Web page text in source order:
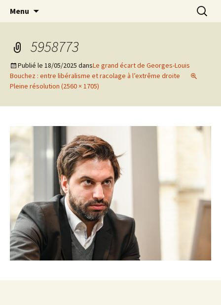
Marc Leroi
Menu
5958773
Publié le 18/05/2025 dansLe grand écart de Georges-Louis
Bouchez : entre libéralisme et racolage à l’extrême droite
Pleine résolution (2560 × 1705)